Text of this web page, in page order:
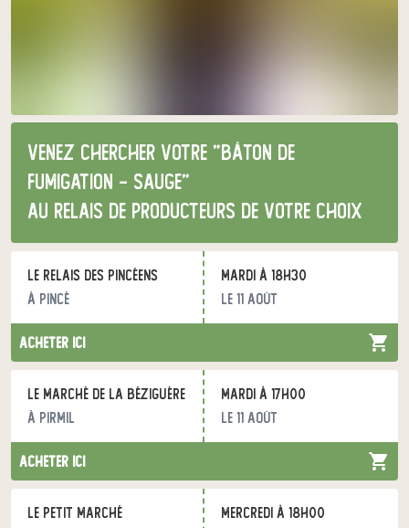
Venez chercher votre "Bâton de
fumigation - Sauge"
au relais de producteurs de votre choix
Le Relais des Pincéens
à Pincé
mardi à 18h30
le 11 août
acheter ici
Le Marché de la Béziguère
à Pirmil
mardi à 17h00
le 11 août
acheter ici
Le petit marché
mercredi à 18h00